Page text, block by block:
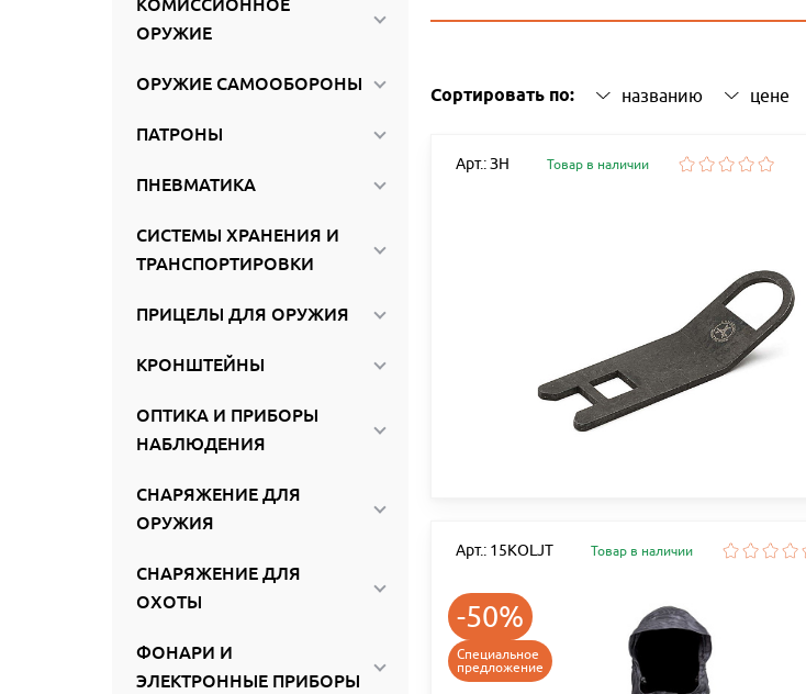
КОМИССИОННОЕ
ОРУЖИЕ
ОРУЖИЕ САМООБОРОНЫ
ПАТРОНЫ
ПНЕВМАТИКА
СИСТЕМЫ ХРАНЕНИЯ И
ТРАНСПОРТИРОВКИ
ПРИЦЕЛЫ ДЛЯ ОРУЖИЯ
КРОНШТЕЙНЫ
ОПТИКА И ПРИБОРЫ
НАБЛЮДЕНИЯ
СНАРЯЖЕНИЕ ДЛЯ
ОРУЖИЯ
СНАРЯЖЕНИЕ ДЛЯ
ОХОТЫ
ФОНАРИ И
ЭЛЕКТРОННЫЕ ПРИБОРЫ
Сортировать по: названию цене
Арт.: ЗН Товар в наличии
Арт.: 15KOLJT Товар в наличии
-50%
Специальное
предложение